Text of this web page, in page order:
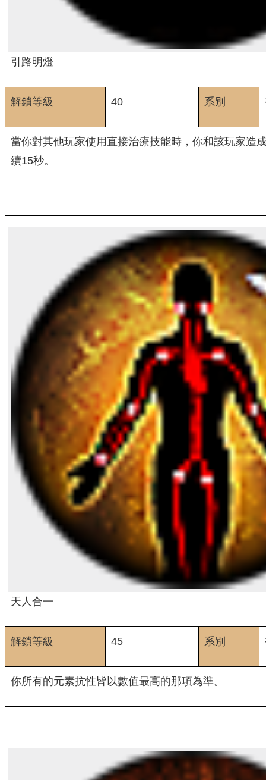
引路明燈
解鎖等級 40 系別
當你對其他玩家使用直接治療技能時，你和該玩家造
續15秒。
天人合一
解鎖等級 45 系別
你所有的元素抗性皆以數值最高的那項為準。